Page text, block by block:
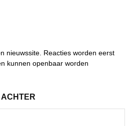
nieuwssite. Reacties worden eerst
kunnen openbaar worden